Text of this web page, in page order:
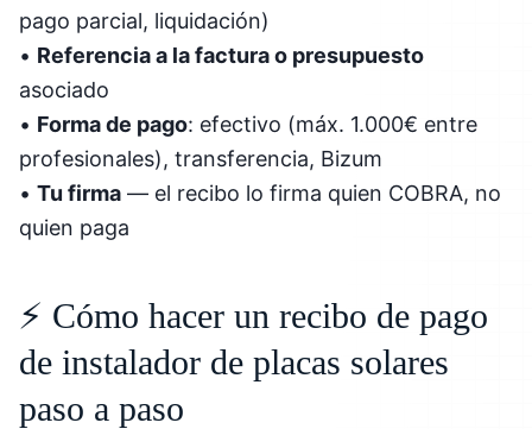
pago parcial, liquidación)
• Referencia a la factura o presupuesto
asociado
• Forma de pago: efectivo (máx. 1.000€ entre
profesionales), transferencia, Bizum
• Tu firma — el recibo lo firma quien COBRA, no
quien paga
⚡ Cómo hacer un recibo de pago
de instalador de placas solares
paso a paso